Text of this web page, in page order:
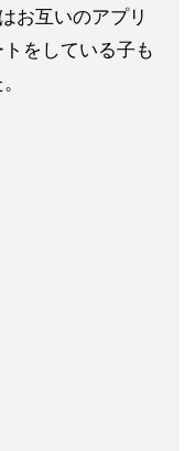
お互いのアプリ
をしている子も